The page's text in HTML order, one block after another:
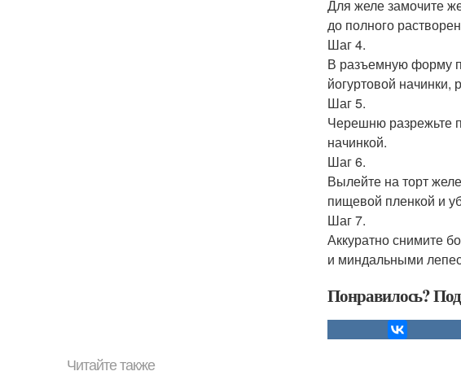
Для желе замочите
до полного
Шаг 4.
В разъемную форму
йогуртовой начинки,
Шаг 5.
Черешню разрежьте
начинкой.
Шаг 6.
Вылейте на торт
пищевой пленкой и
Шаг 7.
Аккуратно снимите
и миндальными
Понравилось?
Читайте также